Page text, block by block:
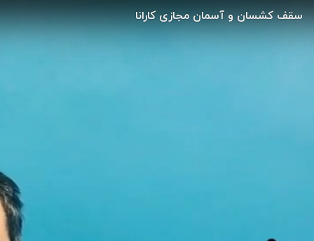
سقف کشسان و آسمان مجازی کارانا